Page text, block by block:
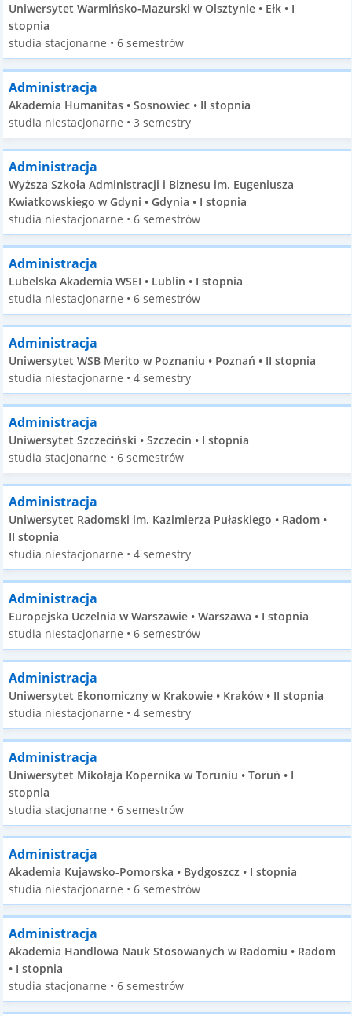
Uniwersytet Warmińsko-Mazurski w Olsztynie • Ełk • I
stopnia
studia stacjonarne • 6 semestrów
Administracja
Akademia Humanitas • Sosnowiec • II stopnia
studia niestacjonarne • 3 semestry
Administracja
Wyższa Szkoła Administracji i Biznesu im. Eugeniusza
Kwiatkowskiego w Gdyni • Gdynia • I stopnia
studia niestacjonarne • 6 semestrów
Administracja
Lubelska Akademia WSEI • Lublin • I stopnia
studia niestacjonarne • 6 semestrów
Administracja
Uniwersytet WSB Merito w Poznaniu • Poznań • II stopnia
studia niestacjonarne • 4 semestry
Administracja
Uniwersytet Szczeciński • Szczecin • I stopnia
studia stacjonarne • 6 semestrów
Administracja
Uniwersytet Radomski im. Kazimierza Pułaskiego • Radom •
II stopnia
studia niestacjonarne • 4 semestry
Administracja
Europejska Uczelnia w Warszawie • Warszawa • I stopnia
studia niestacjonarne • 6 semestrów
Administracja
Uniwersytet Ekonomiczny w Krakowie • Kraków • II stopnia
studia niestacjonarne • 4 semestry
Administracja
Uniwersytet Mikołaja Kopernika w Toruniu • Toruń • I
stopnia
studia stacjonarne • 6 semestrów
Administracja
Akademia Kujawsko-Pomorska • Bydgoszcz • I stopnia
studia niestacjonarne • 6 semestrów
Administracja
Akademia Handlowa Nauk Stosowanych w Radomiu • Radom
• I stopnia
studia stacjonarne • 6 semestrów